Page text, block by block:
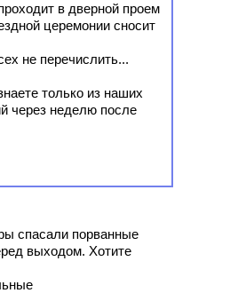
в дверной проем
церемонии сносит
не перечислить...
только из наших
через неделю после
спасали порванные
выходом. Хотите